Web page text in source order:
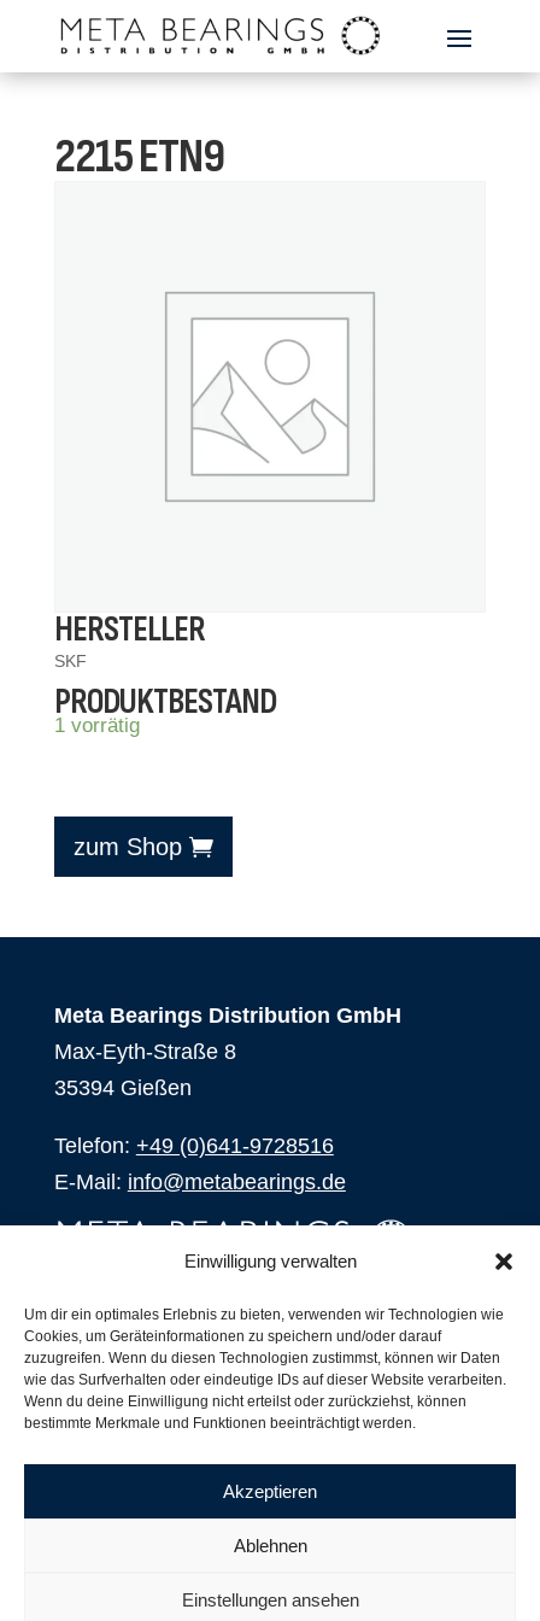
Einwilligung verwalten
Um dir ein optimales Erlebnis zu bieten, verwenden wir Technologien wie
Cookies, um Geräteinformationen zu speichern und/oder darauf
zuzugreifen. Wenn du diesen Technologien zustimmst, können wir Daten
wie das Surfverhalten oder eindeutige IDs auf dieser Website verarbeiten.
Wenn du deine Einwilligung nicht erteilst oder zurückziehst, können
bestimmte Merkmale und Funktionen beeinträchtigt werden.
Akzeptieren
Ablehnen
Einstellungen ansehen
2215 ETN9
HERSTELLER
SKF
PRODUKTBESTAND
1 vorrätig
zum Shop
Meta Bearings Distribution GmbH
Max-Eyth-Straße 8
35394 Gießen
Telefon: +49 (0)641-9728516
E-Mail: info@metabearings.de
SHOP
Produkte
Unsere Partner
Versand, Lieferung und Produktbestand
Nachsetzzeichen für Wälzlager